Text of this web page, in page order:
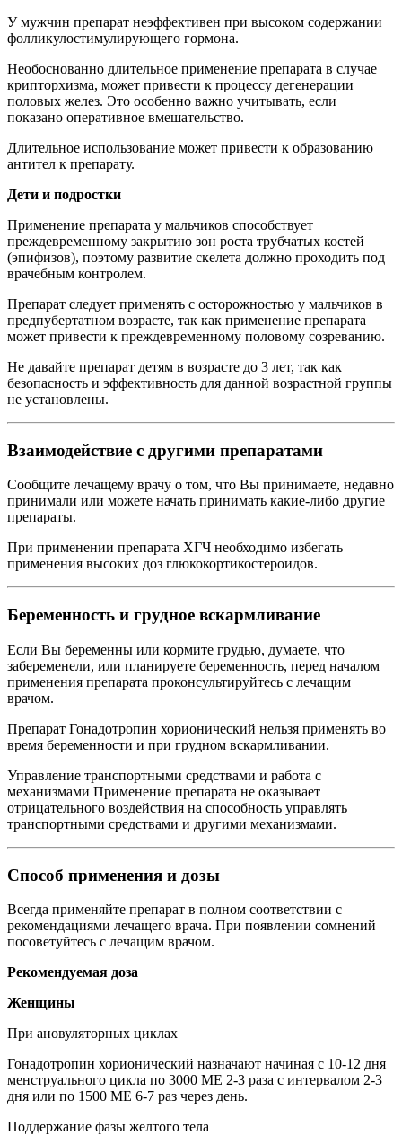
У мужчин препарат неэффективен при высоком содержании
фолликулостимулирующего гормона.
Необоснованно длительное применение препарата в случае
крипторхизма, может привести к процессу дегенерации
половых желез. Это особенно важно учитывать, если
показано оперативное вмешательство.
Длительное использование может привести к образованию
антител к препарату.
Дети и подростки
Применение препарата у мальчиков способствует
преждевременному закрытию зон роста трубчатых костей
(эпифизов), поэтому развитие скелета должно проходить под
врачебным контролем.
Препарат следует применять с осторожностью у мальчиков в
предпубертатном возрасте, так как применение препарата
может привести к преждевременному половому созреванию.
Не давайте препарат детям в возрасте до 3 лет, так как
безопасность и эффективность для данной возрастной группы
не установлены.
Взаимодействие с другими препаратами
Сообщите лечащему врачу о том, что Вы принимаете, недавно
принимали или можете начать принимать какие-либо другие
препараты.
При применении препарата ХГЧ необходимо избегать
применения высоких доз глюкокортикостероидов.
Беременность и грудное вскармливание
Если Вы беременны или кормите грудью, думаете, что
забеременели, или планируете беременность, перед началом
применения препарата проконсультируйтесь с лечащим
врачом.
Препарат Гонадотропин хорионический нельзя применять во
время беременности и при грудном вскармливании.
Управление транспортными средствами и работа с
механизмами Применение препарата не оказывает
отрицательного воздействия на способность управлять
транспортными средствами и другими механизмами.
Способ применения и дозы
Всегда применяйте препарат в полном соответствии с
рекомендациями лечащего врача. При появлении сомнений
посоветуйтесь с лечащим врачом.
Рекомендуемая доза
Женщины
При ановуляторных циклах
Гонадотропин хорионический назначают начиная с 10-12 дня
менструального цикла по 3000 МЕ 2-3 раза с интервалом 2-3
дня или по 1500 МЕ 6-7 раз через день.
Поддержание фазы желтого тела